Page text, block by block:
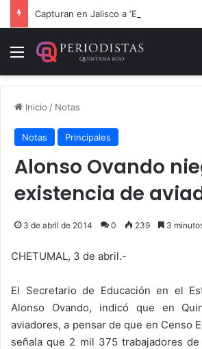
Menú
Inicio / Notas
Notas Principales
Alonso Ovando
existencia de
3 de abril de 2014 0 239 3
CHETUMAL, 3 de abril.-
El Secretario de Educación en el
Alonso Ovando, indicó que en
aviadores, a pensar de que en Censo
señala que 2 mil 375 trabajadores